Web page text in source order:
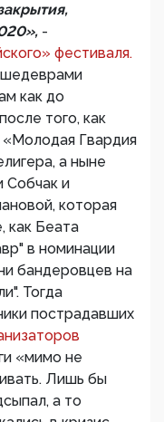
-
фестиваля.
шедеврами
как до
того, как
Гвардия
а ныне
Собчак и
которая
как Беата
в номинации
бандеровцев на
Тогда
пострадавших
«мимо не
Лишь бы
а то